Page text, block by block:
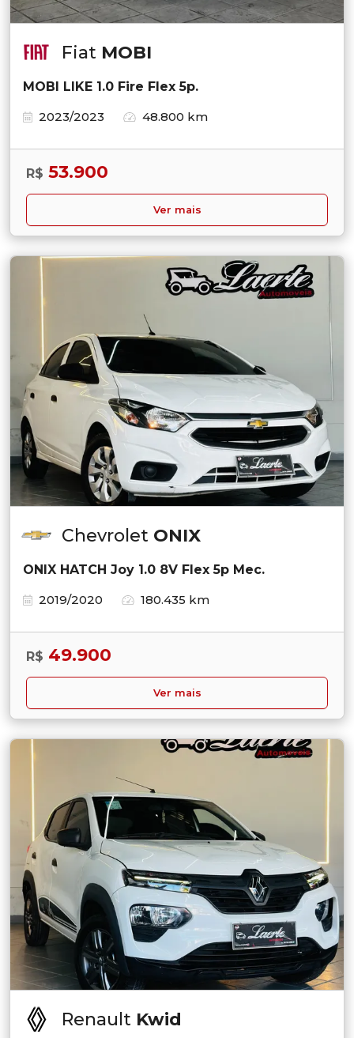
Fiat MOBI
MOBI LIKE 1.0 Fire Flex 5p.
2023/2023
48.800 km
R$ 53.900
Ver mais
Chevrolet ONIX
ONIX HATCH Joy 1.0 8V Flex 5p Mec.
2019/2020
180.435 km
R$ 49.900
Ver mais
Renault Kwid